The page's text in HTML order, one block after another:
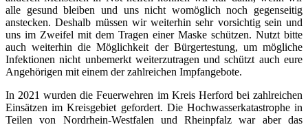
alle gesund bleiben und uns nicht womöglich noch gegenseitig
anstecken. Deshalb müssen wir weiterhin sehr vorsichtig sein und
uns im Zweifel mit dem Tragen einer Maske schützen. Nutzt bitte
auch weiterhin die Möglichkeit der Bürgertestung, um mögliche
Infektionen nicht unbemerkt weiterzutragen und schützt auch eure
Angehörigen mit einem der zahlreichen Impfangebote.
In 2021 wurden die Feuerwehren im Kreis Herford bei zahlreichen
Einsätzen im Kreisgebiet gefordert. Die Hochwasserkatastrophe in
Teilen von Nordrhein-Westfalen und Rheinpfalz war aber das